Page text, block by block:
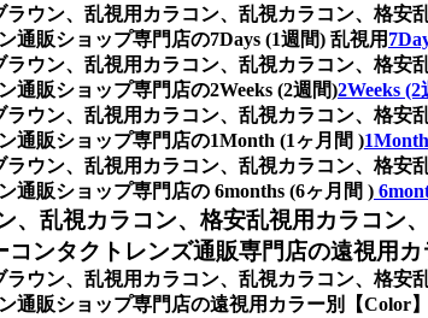
ラウン、乱視用カラコン、乱視カラコン、格
販ショップ専門店の7Days (1週間) 乱視用
ラウン、乱視用カラコン、乱視カラコン、格
販ショップ専門店の2Weeks (2週間)2Weeks (2
ラウン、乱視用カラコン、乱視カラコン、格
通販ショップ専門店の1Month (1ヶ月間 )
ラウン、乱視用カラコン、乱視カラコン、格
通販ショップ専門店の 6months (6ヶ月間 )
、乱視カラコン、格安乱視用カラコン
ンタクトレンズ通販専門店の遠視用カ
ラウン、乱視用カラコン、乱視カラコン、格
販ショップ専門店の遠視用カラー別【Color】